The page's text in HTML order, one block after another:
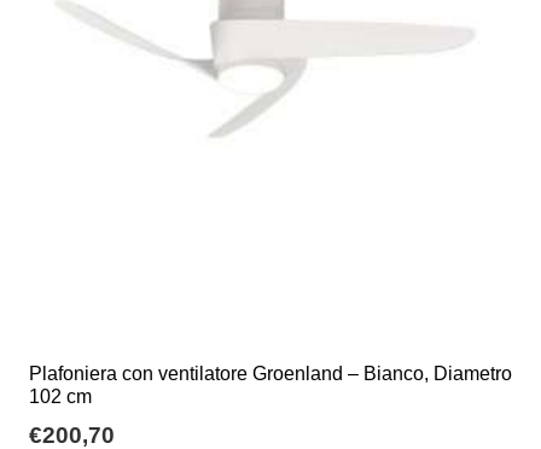
Plafoniera con ventilatore Groenland – Bianco, Diametro
102 cm
€200,70